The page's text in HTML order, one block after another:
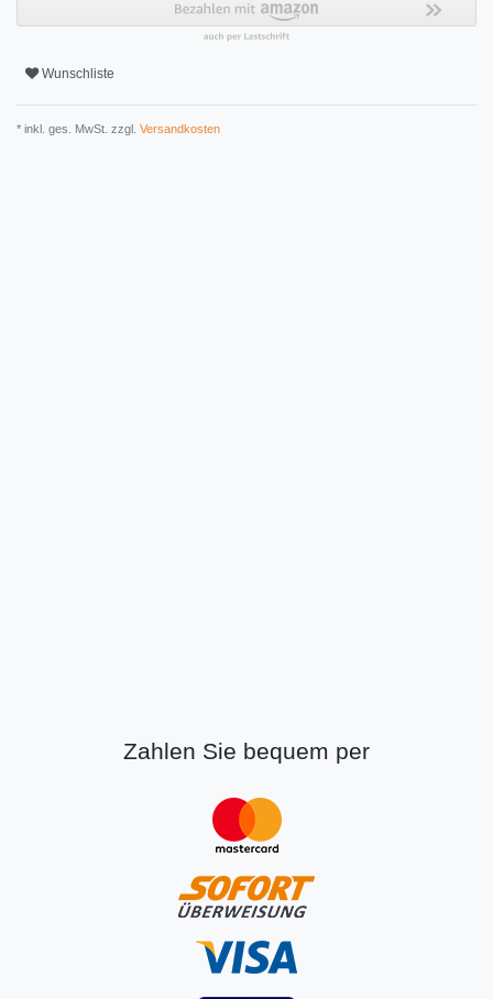
Wunschliste
* inkl. ges. MwSt. zzgl. Versandkosten
Zahlen Sie bequem per